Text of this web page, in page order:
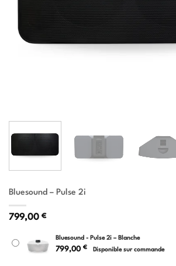
Bluesound – Pulse 2i
799,00 €
Bluesound - Pulse 2i – Blanche
799,00 € Disponible sur commande